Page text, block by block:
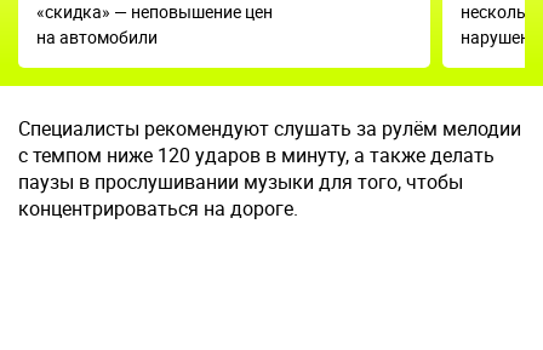
«скидка» — неповышение цен
на автомобили
Специалисты рекомендуют слушать за рулём мелодии
с темпом ниже 120 ударов в минуту, а также делать
паузы в прослушивании музыки для того, чтобы
концентрироваться на дороге.